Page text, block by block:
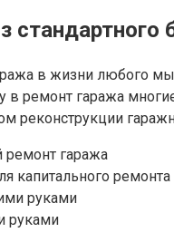
в жизни любого
в ремонт гаража
реконструкции
ремонт гаража
капитального
руками
руками